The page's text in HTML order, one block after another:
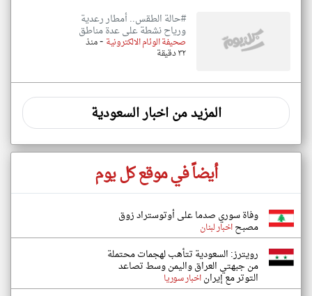
#حالة الطقس.. أمطار رعدية
ورياح نشطة على عدة مناطق
صحيفة الوئام الالكترونية -منذ
٣٢ دقيقة
المزيد من اخبار السعودية
أيضاً في موقع كل يوم
وفاة سوري صدما على أوتوستراد زوق
مصبحاخبار لبنان
رويترز: السعودية تتأهب لهجمات محتملة
من جبهتي العراق واليمن وسط تصاعد
التوتر مع إيراناخبار سوريا